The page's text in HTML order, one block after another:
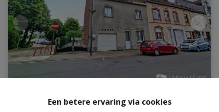
Een betere ervaring via cookies